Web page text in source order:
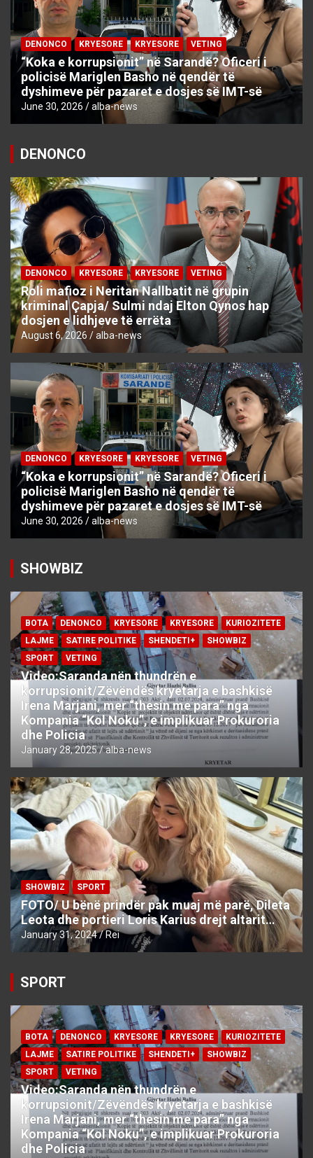
DENONCO KRYESORE KRYESORE VETING
“Koka e korrupsionit” në Sarandë? Oficeri i
policisë Mariglen Basho në qendër të
dyshimeve për pazaret e dosjes së IMT-së
June 30, 2026 alba-news
DENONCO
DENONCO KRYESORE KRYESORE VETING
Roli mafioz i Neritan Nallbatit në grupin
kriminal Çapja/ Sulmi ndaj Elton Qynos hap
dosjen e lidhjeve të errëta
August 6, 2026 alba-news
DENONCO KRYESORE KRYESORE VETING
“Koka e korrupsionit” në Sarandë? Oficeri i
policisë Mariglen Basho në qendër të
dyshimeve për pazaret e dosjes së IMT-së
June 30, 2026 alba-news
SHOWBIZ
BOTA DENONCO KRYESORE KRYESORE
KURIOZITETE
LAJME
SATIRE POLITIKE SHENDETI+
SHOWBIZ
SPORT
VETING
Video:Saranda nën thundrën e
korrupsionit/Zëvëndës kryetarja e bashkisë
Irena Marjani, mer “thesin me para” nga
Kompania “Kol Noku”, e implikuar Prokuroria
dhe Policia
January 28, 2025 alba-news
SHOWBIZ SPORT
FOTO/ U bënë prindër pak muaj më parë, Dileta
Leota dhe portieri Loris Karius drejt altarit…
January 31, 2024 Rei
SPORT
BOTA DENONCO KRYESORE KRYESORE
KURIOZITETE
LAJME
SATIRE POLITIKE SHENDETI+
SHOWBIZ
SPORT
VETING
Video:Saranda nën thundrën e
korrupsionit/Zëvëndës kryetarja e bashkisë
Irena Marjani, mer “thesin me para” nga
Kompania “Kol Noku”, e implikuar Prokuroria
dhe Policia